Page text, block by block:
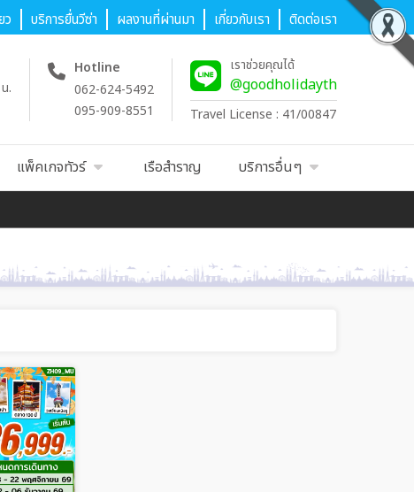
ว บริการยื่นวีซ่า ผลงานที่ผ่านมา เกี่ยวกับเรา ติดต่อเรา
.
Hotline
062-624-5492
095-909-8551
เราช่วยคุณได้
@goodholidayth
Travel License : 41/00847
แพ็คเกจทัวร์ เรือสำราญ บริการอื่นๆ